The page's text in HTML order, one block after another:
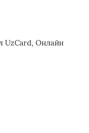
UzCard, Онлайн